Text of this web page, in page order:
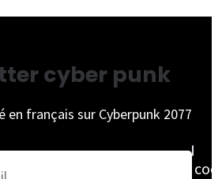
cyber punk
en français sur Cyberpunk 2077